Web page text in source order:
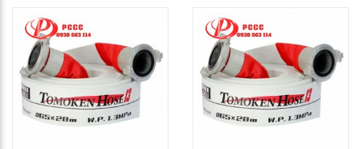
GỌI NGAY: 0938 563
114